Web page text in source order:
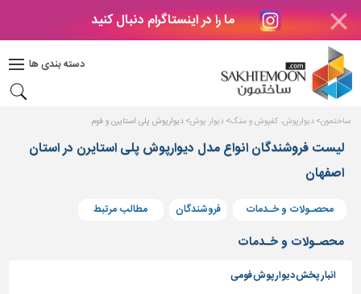
ما را در اینستاگرام دنبال کنید
دسته بندی ها
دکوراسیون
بتن
های
بتنی
درب
پنجره
مصالح
پله،
ساختمون دیوارپوش، کفپوش و سنگ دیوار پوش دیوارپوش پلی استایرن و فوم
لیست فروشندگان انواع مدل دیوارپوش پلی استایرن در استان
اصفهان
محصـولات و خـدمات فروشندگان مطالب مرتبط
محصـولات و خـدمات
انبار پخش دیوارپوش فومی